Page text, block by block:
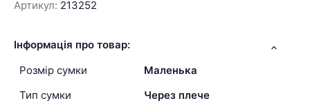
Артикул: 213252
Інформація про товар:
Розмір сумки
Маленька
Тип сумки
Через плече